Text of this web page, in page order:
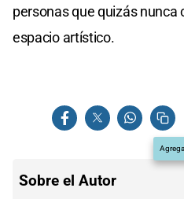
personas que quizás
espacio artístico.
Sobre el Autor